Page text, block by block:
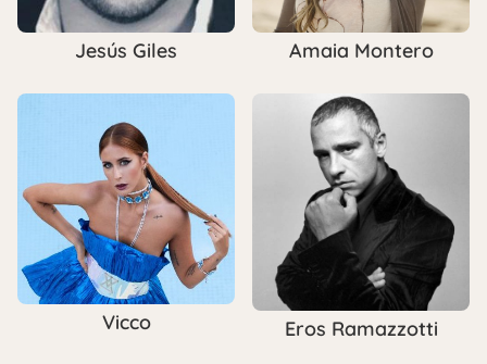
Jesús Giles Amaia Montero
Vicco Eros Ramazzotti